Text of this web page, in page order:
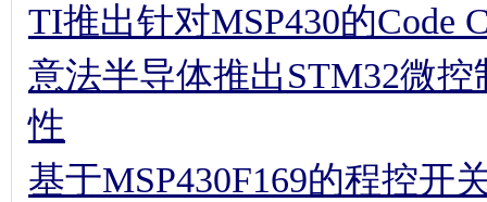
TI推出针对MSP430的Code
意法半导体推出STM32微
性
基于MSP430F169的程控开